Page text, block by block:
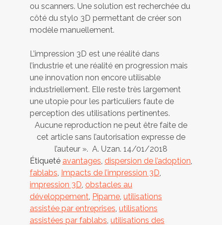
ou scanners. Une solution est recherchée du
côté du stylo 3D permettant de créer son
modèle manuellement.
L’impression 3D est une réalité dans
l’industrie et une réalité en progression mais
une innovation non encore utilisable
industriellement. Elle reste très largement
une utopie pour les particuliers faute de
perception des utilisations pertinentes.
Aucune reproduction ne peut être faite de
cet article sans l’autorisation expresse de
l’auteur ». A. Uzan. 14/01/2018
Étiqueté avantages, dispersion de l’adoption,
fablabs, Impacts de l’impression 3D,
impression 3D, obstacles au
développement, Pipame, utilisations
assistée par entreprises, utilisations
assistées par fablabs, utilisations des